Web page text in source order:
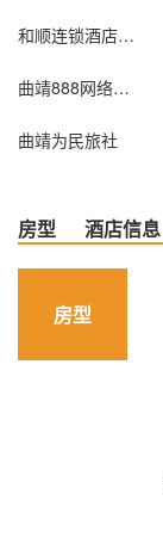
和顺连锁酒店式公寓（罗平一店）
曲靖888网络宾馆
曲靖为民旅社
房型 酒店信息
房型